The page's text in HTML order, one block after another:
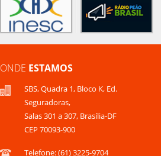
ONDE ESTAMOS
SBS, Quadra 1, Bloco K, Ed.
Seguradoras,
Salas 301 a 307, Brasília-DF
CEP 70093-900
Telefone: (61) 3225-9704